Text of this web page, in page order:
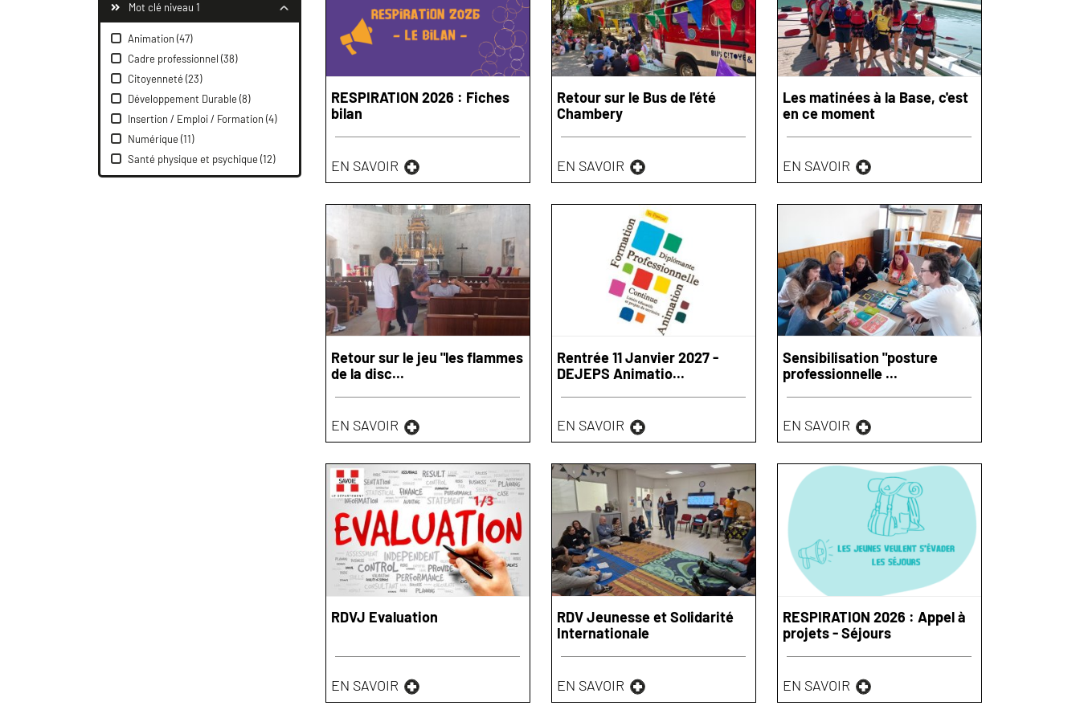
RESPIRATION 2026 : Fiches
bilan
EN SAVOIR
Retour sur le Bus de l'été
Chambery
EN SAVOIR
Les matinées à la Base, c'est
en ce moment
EN SAVOIR
Retour sur le jeu "les flammes
de la disc...
EN SAVOIR
Rentrée 11 Janvier 2027 -
DEJEPS Animatio...
EN SAVOIR
Sensibilisation "posture
professionnelle ...
EN SAVOIR
RDVJ Evaluation
EN SAVOIR
RDV Jeunesse et Solidarité
Internationale
EN SAVOIR
RESPIRATION 2026 : Appel à
projets - Séjours
EN SAVOIR
Mot clé niveau 1
Animation (47)
Cadre professionnel (38)
Citoyenneté (23)
Développement Durable (8)
Insertion / Emploi / Formation (4)
Numérique (11)
Santé physique et psychique (12)